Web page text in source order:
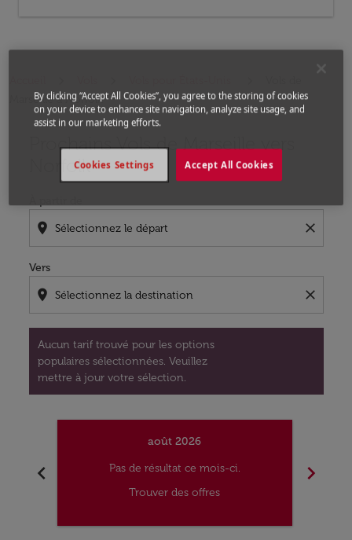
Marseille a Norfolk
Prochains Vols de Marseille vers
Norfolk
location_on close
Vers
location_on close
Aucun tarif trouvé pour les options
populaires sélectionnées. Veuillez
mettre à jour votre sélection.
chevron_left
août 2026
Pas de résultat ce mois-ci.
Trouver des offres
chevron_right
By clicking “Accept All Cookies”, you agree to the storing of cookies
on your device to enhance site navigation, analyze site usage, and
assist in our marketing efforts.
Accept All Cookies
Cookies Settings